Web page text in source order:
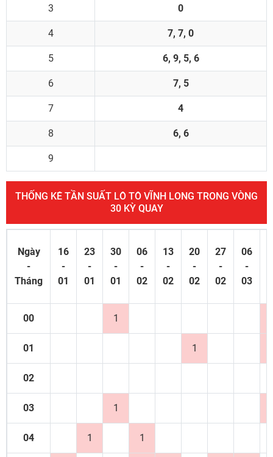
3 0
4 7, 7, 0
5 6, 9, 5, 6
6 7, 5
7 4
8 6, 6
9
THỐNG KÊ TẦN SUẤT LÔ TÔ VĨNH LONG TRONG VÒNG
30 KỲ QUAY
Ngày
-
Tháng
16
-
01
23
-
01
30
-
01
06
-
02
13
-
02
20
-
02
27
-
02
06
-
03
00 1
01 1
02
03 1
04 1 1